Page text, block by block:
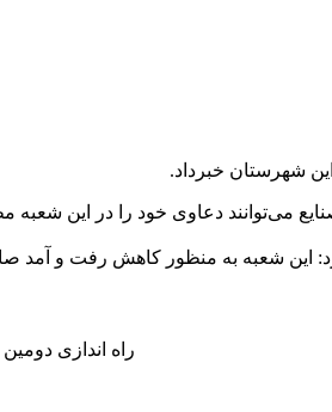
شهرستان خبرداد.
می‌توانند دعاوی خود را در این
این شعبه به منظور کاهش رفت و آمد
راه اندازی